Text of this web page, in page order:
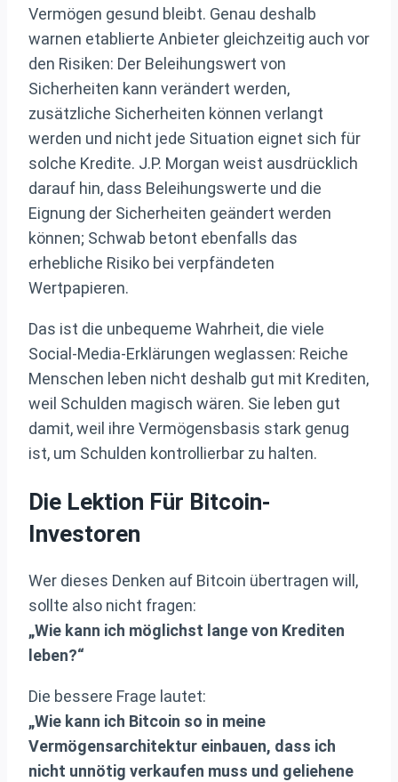
Vermögen gesund bleibt. Genau deshalb
warnen etablierte Anbieter gleichzeitig auch vor
den Risiken: Der Beleihungswert von
Sicherheiten kann verändert werden,
zusätzliche Sicherheiten können verlangt
werden und nicht jede Situation eignet sich für
solche Kredite. J.P. Morgan weist ausdrücklich
darauf hin, dass Beleihungswerte und die
Eignung der Sicherheiten geändert werden
können; Schwab betont ebenfalls das
erhebliche Risiko bei verpfändeten
Wertpapieren.
Das ist die unbequeme Wahrheit, die viele
Social-Media-Erklärungen weglassen: Reiche
Menschen leben nicht deshalb gut mit Krediten,
weil Schulden magisch wären. Sie leben gut
damit, weil ihre Vermögensbasis stark genug
ist, um Schulden kontrollierbar zu halten.
Die Lektion Für Bitcoin-
Investoren
Wer dieses Denken auf Bitcoin übertragen will,
sollte also nicht fragen:
„Wie kann ich möglichst lange von Krediten
leben?“
Die bessere Frage lautet:
„Wie kann ich Bitcoin so in meine
Vermögensarchitektur einbauen, dass ich
nicht unnötig verkaufen muss und geliehene